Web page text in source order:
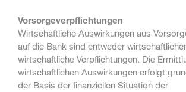
Vorsorgeverpflichtungen
Wirtschaftliche Auswirkungen aus
auf die Bank sind entweder
wirtschaftliche Verpflichtungen. Die
wirtschaftlichen Auswirkungen erfolgt
der Basis der finanziellen Situation der